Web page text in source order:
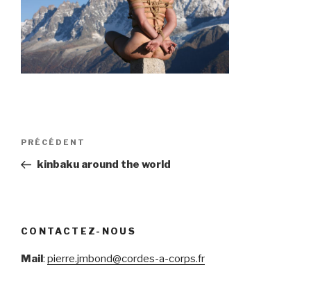
Navigation
l’article
Article
précédent
PRÉCÉDENT
kinbaku around the world
CONTACTEZ-NOUS
Mail : pierre.jmbond@cordes-a-corps.fr